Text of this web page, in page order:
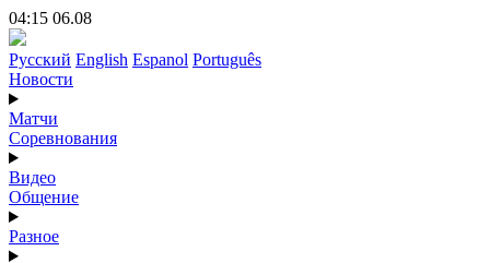
04:15 06.08
Русский English Espanol Português
Новости
Матчи
Соревнования
Видео
Общение
Разное